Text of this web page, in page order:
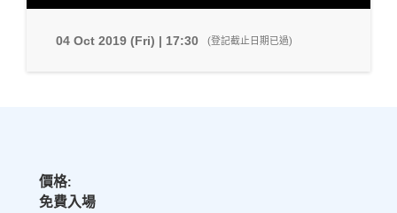
04 Oct 2019 (Fri) | 17:30 (登記截止日期已過)
價格:
免費入場